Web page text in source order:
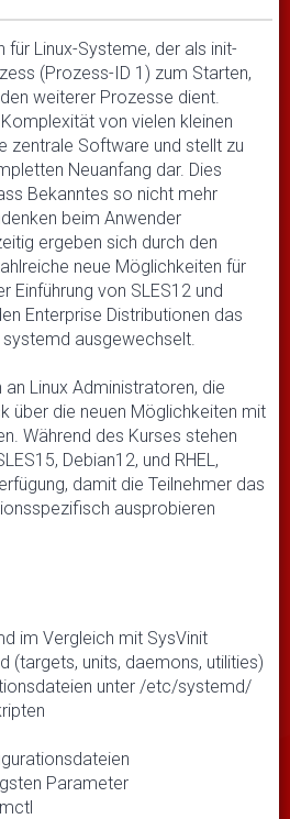
für Linux-Systeme, der als init-
(Prozess-ID 1) zum Starten,
weiterer Prozesse dient.
von vielen kleinen
zentrale Software und stellt zu
Neuanfang dar. Dies
Bekanntes so nicht mehr
beim Anwender
ergeben sich durch den
neue Möglichkeiten für
Einführung von SLES12 und
Enterprise Distributionen das
ausgewechselt.
Linux Administratoren, die
über die neuen Möglichkeiten mit
Während des Kurses stehen
Debian12, und RHEL,
damit die Teilnehmer das
ausprobieren
im Vergleich mit SysVinit
(targets, units, daemons, utilities)
unter /etc/systemd/
Parameter